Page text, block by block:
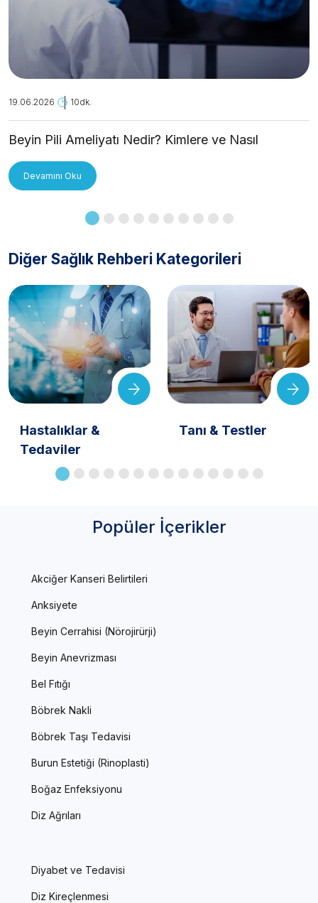
19.06.2026 10dk.
Beyin Pili Ameliyatı Nedir? Kimlere ve Nasıl
Devamını Oku
Diğer Sağlık Rehberi Kategorileri
Hastalıklar &
Tedaviler
Tanı & Testler
Popüler İçerikler
Akciğer Kanseri Belirtileri
Anksiyete
Beyin Cerrahisi (Nörojirürji)
Beyin Anevrizması
Bel Fıtığı
Böbrek Nakli
Böbrek Taşı Tedavisi
Burun Estetiği (Rinoplasti)
Boğaz Enfeksiyonu
Diz Ağrıları
Diyabet ve Tedavisi
Diz Kireçlenmesi